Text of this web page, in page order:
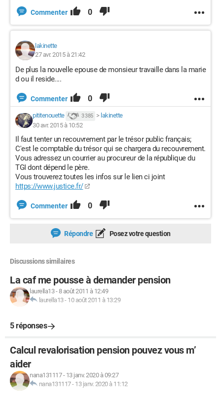
Commenter 0
lakinette
27 avr. 2015 à 21:42
De plus la nouvelle epouse de monsieur travaille dans la marie
d ou il reside....
Commenter 0
pititenouette 3 385 > lakinette
30 avr. 2015 à 10:52
Il faut tenter un recouvrement par le trésor public français;
C'est le comptable du trésor qui se chargera du recouvrement.
Vous adressez un courrier au procureur de la république du
TGI dont dépend le père.
Vous trouverez toutes les infos sur le lien ci joint
https://www.justice.fr/
Commenter 0
Répondre Posez votre question
Discussions similaires
La caf me pousse à demander pension
laurella13-8 août 2011 à 12:49
laurella13- 10 août 2011 à 13:29
5 réponses
Calcul revalorisation pension pouvez vous m’
aider
nana131117- 13 janv. 2020 à 09:27
nana131117- 13 janv. 2020 à 11:12